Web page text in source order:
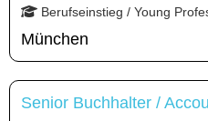
Berufseinstieg / Young
München
Senior Buchhalter /